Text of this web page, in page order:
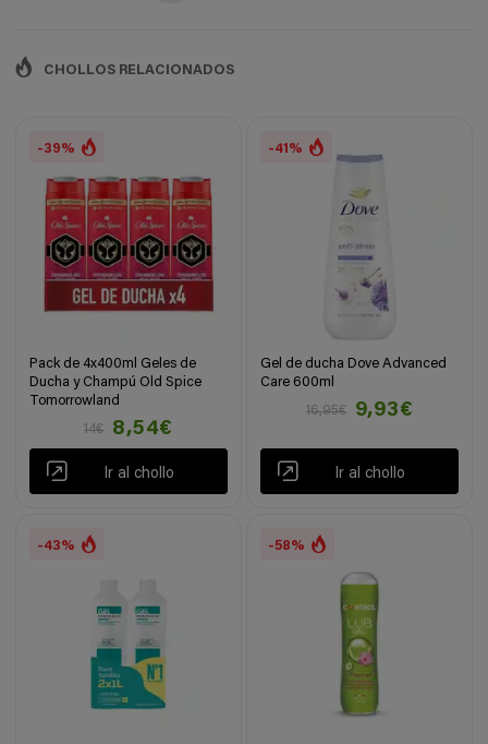
CHOLLOS RELACIONADOS
-39%
Pack de 4x400ml Geles de
Ducha y Champú Old Spice
Tomorrowland
14€
8,54€
Ir al chollo
-41%
Gel de ducha Dove Advanced
Care 600ml
16,95€
9,93€
Ir al chollo
-43% -58%